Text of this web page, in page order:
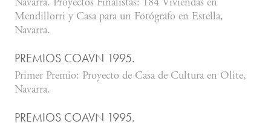
Mendillorri y Casa para un Fotógrafo en Estella,
Navarra.
PREMIOS COAVN 1995.
Primer Premio: Proyecto de Casa de Cultura en Olite,
Navarra.
PREMIOS COAVN 1995.